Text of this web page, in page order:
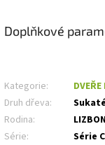
Doplňkové
Kategorie:
DVEŘE
Druh dřeva:
Sukaté
Rodina:
Série:
Série